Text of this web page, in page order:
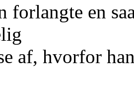
forlangte en
af, hvorfor